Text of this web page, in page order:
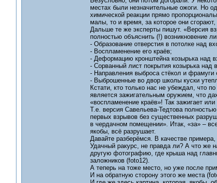
местах были незначительные ожоги. Но
химической реакции прямо
малы, то и время, за которое они
Дальше те же эксперты пишут. «Версия
полностью объяснить (!) возникновение
- Образование отверстия в потолке над
- Воспламенение его краёв;
- Деформацию кронштейна козырька над
- Сорванный лист покрытия козырька над
- Направления выброса стёкол и фрамуги
- Выброшенные во двор школы куски
Кстати, кто только нас не убеждал, что
является зажигательным оружием, что
«воспламенение краёв»! Так зажигает или
Т.е. версия Савельева-Тедтова
первых взрывов без существенных
в чердачном помещении». Итак, «за» –
якобы, всё разрушает.
Давайте разберёмся. В качестве
Удачный ракурс, не правда ли? А что же
другую фотографию, где крыша над
заложников (foto12).
А теперь на тоже место, но уже после
И на обратную сторону этого же места